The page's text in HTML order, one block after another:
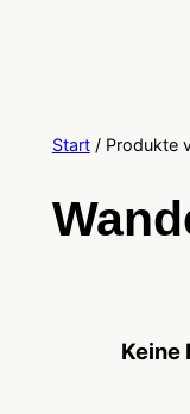
Start/ Produkte
Keine